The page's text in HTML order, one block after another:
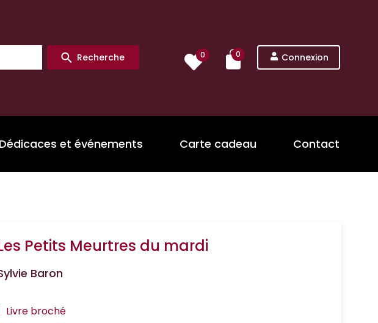
Recherche 0 0 Connexion
Dédicaces et événements Carte cadeau Contact
Petits Meurtres du mardi
Baron
Livre broché